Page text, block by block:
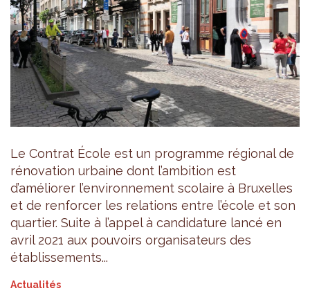
Le Contrat École est un programme régional de
rénovation urbaine dont l’ambition est
d’améliorer l’environnement scolaire à Bruxelles
et de renforcer les relations entre l’école et son
quartier. Suite à l’appel à candidature lancé en
avril 2021 aux pouvoirs organisateurs des
établissements...
Actualités